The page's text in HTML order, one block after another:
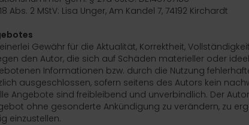
Abs. 2 MStV: Lisa Unger, Am Kandel 7, 74192 Kirchardt
Gewähr für die Aktualität, Korrektheit,
den Autor, die sich auf Schäden materieller oder
Informationen bzw. durch die Nutzung
ausgeschlossen, sofern seitens des Autors kein
Angebote sind freibleibend und unverbindlich. Der
ohne gesonderte Ankündigung zu verändern, zu
einzustellen.